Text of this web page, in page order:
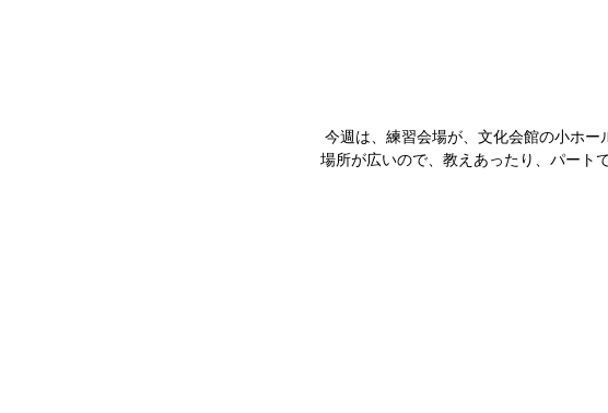
今週は、練習会場が、文化会館の小ホー
場所が広いので、教えあったり、パート